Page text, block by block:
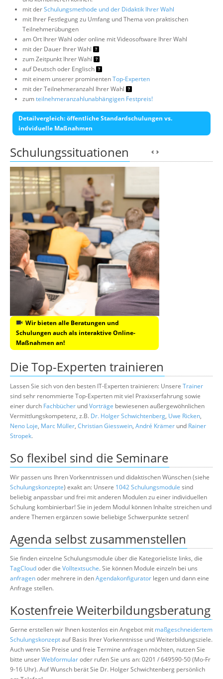
mit derSchulungsmethode und der Didaktik Ihrer Wahl
mit Ihrer Festlegung zu Umfang und Thema von praktischen
Teilnehmerübungen
am Ort Ihrer Wahl oder online mit Videosoftware Ihrer Wahl
mit der Dauer Ihrer Wahl
zum Zeitpunkt Ihrer Wahl
auf Deutsch oder Englisch
mit einem unserer prominentenTop-Experten
mit der Teilnehmeranzahl Ihrer Wahl
zumteilnehmeranzahlunabhängigen Festpreis!
Detailvergleich: öffentliche Standardschulungen vs.
indviduelle Maßnahmen
Schulungssituationen
Wir bieten alle Beratungen und
Schulungen auch als interaktive Online-
Maßnahmen an!
Die Top-Experten trainieren
Lassen Sie sich von den besten IT-Experten trainieren: Unsere Trainer
sind sehr renommierte Top-Experten mit viel Praxixserfahrung sowie
einer durch Fachbücher undVorträge bewiesenen außergewöhnlichen
Vermittlungskompetenz, z.B. Dr. Holger Schwichtenberg, Uwe Ricken,
Neno Loje, Marc Müller, Christian Giesswein, André Krämer und Rainer
Stropek.
So flexibel sind die Seminare
Wir passen uns Ihren Vorkenntnissen und didaktischen Wünschen (siehe
Schulungskonzepte) exakt an: Unsere 1042 Schulungsmodule sind
beliebig anpassbar und frei mit anderen Modulen zu einer individuellen
Schulung kombinierbar! Sie in jedem Modul können Inhalte streichen und
andere Themen ergänzen sowie beliebige Schwerpunkte setzen!
Agenda selbst zusammenstellen
Sie finden einzelne Schulungsmodule über die Kategorieliste links, die
TagCloudoder die Volltextsuche. Sie können Module einzeln bei uns
anfragenoder mehrere in denAgendakonfigurator legen und dann eine
Anfrage stellen.
Kostenfreie Weiterbildungsberatung
Gerne erstellen wir Ihnen kostenlos ein Angebot mit maßgeschneidertem
Schulungskonzeptauf Basis Ihrer Vorkenntnisse und Weiterbildungsziele.
Auch wenn Sie Preise und freie Termine anfragen möchten, nutzen Sie
bitte unserWebformularoder rufen Sie uns an: 0201 / 649590-50 (Mo-Fr
9-16 Uhr). Auf Wunsch berät Sie Dr. Holger Schwichtenberg persönlich